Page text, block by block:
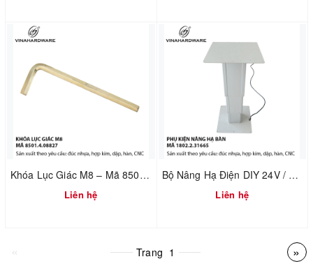
Khóa Lục Giác M8 – Mã 8501.4.08827
Liên hệ
Bộ Nâng Hạ Điện DIY 24V / 220V – Cơ Cấu Nâng Bàn Tatami – Mã 1802.2.31665
Liên hệ
« Trang 1 »